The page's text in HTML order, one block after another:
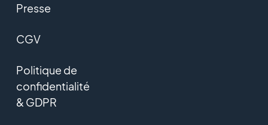
Presse
CGV
Politique de
confidentialité
& GDPR